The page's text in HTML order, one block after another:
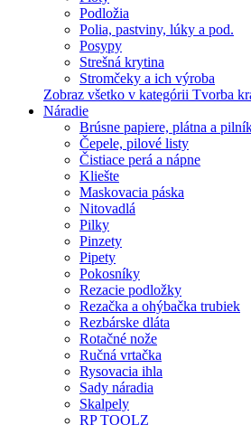
Podložia
Polia, pastviny, lúky a pod.
Posypy
Strešná krytina
Stromčeky a ich výroba
Zobraz všetko v kategórii Tvorba
Náradie
Brúsne papiere, plátna a
Čepele, pilové listy
Čistiace perá a nápne
Kliešte
Maskovacia páska
Nitovadlá
Pilky
Pinzety
Pipety
Pokosníky
Rezacie podložky
Rezačka a ohýbačka trubiek
Rezbárske dláta
Rotačné nože
Ručná vrtačka
Rysovacia ihla
Sady náradia
Skalpely
RP TOOLZ